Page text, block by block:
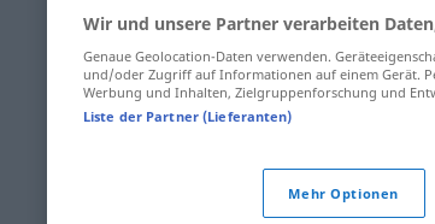
ordentlich
ordentlich
Wir und unsere Partner verarbeiten
Genaue Geolocation-Daten verwenden.
und/oder Zugriff auf Informationen auf einem Gerät.
Werbung und Inhalten, Zielgruppenforschung und
Liste der Partner (Lieferanten)
Mehr Optionen